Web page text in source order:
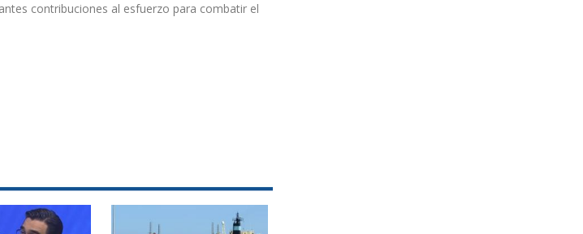
contribuciones al esfuerzo para combatir el